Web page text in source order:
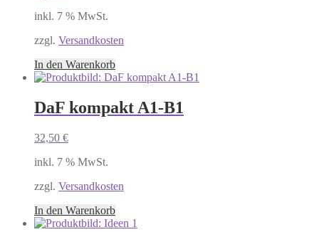
inkl. 7 % MwSt.
zzgl. Versandkosten
In den Warenkorb
DaF kompakt A1-B1
32,50 €
inkl. 7 % MwSt.
zzgl. Versandkosten
In den Warenkorb